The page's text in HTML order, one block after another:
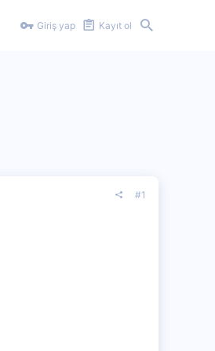
Giriş yap Kayıt ol
#1